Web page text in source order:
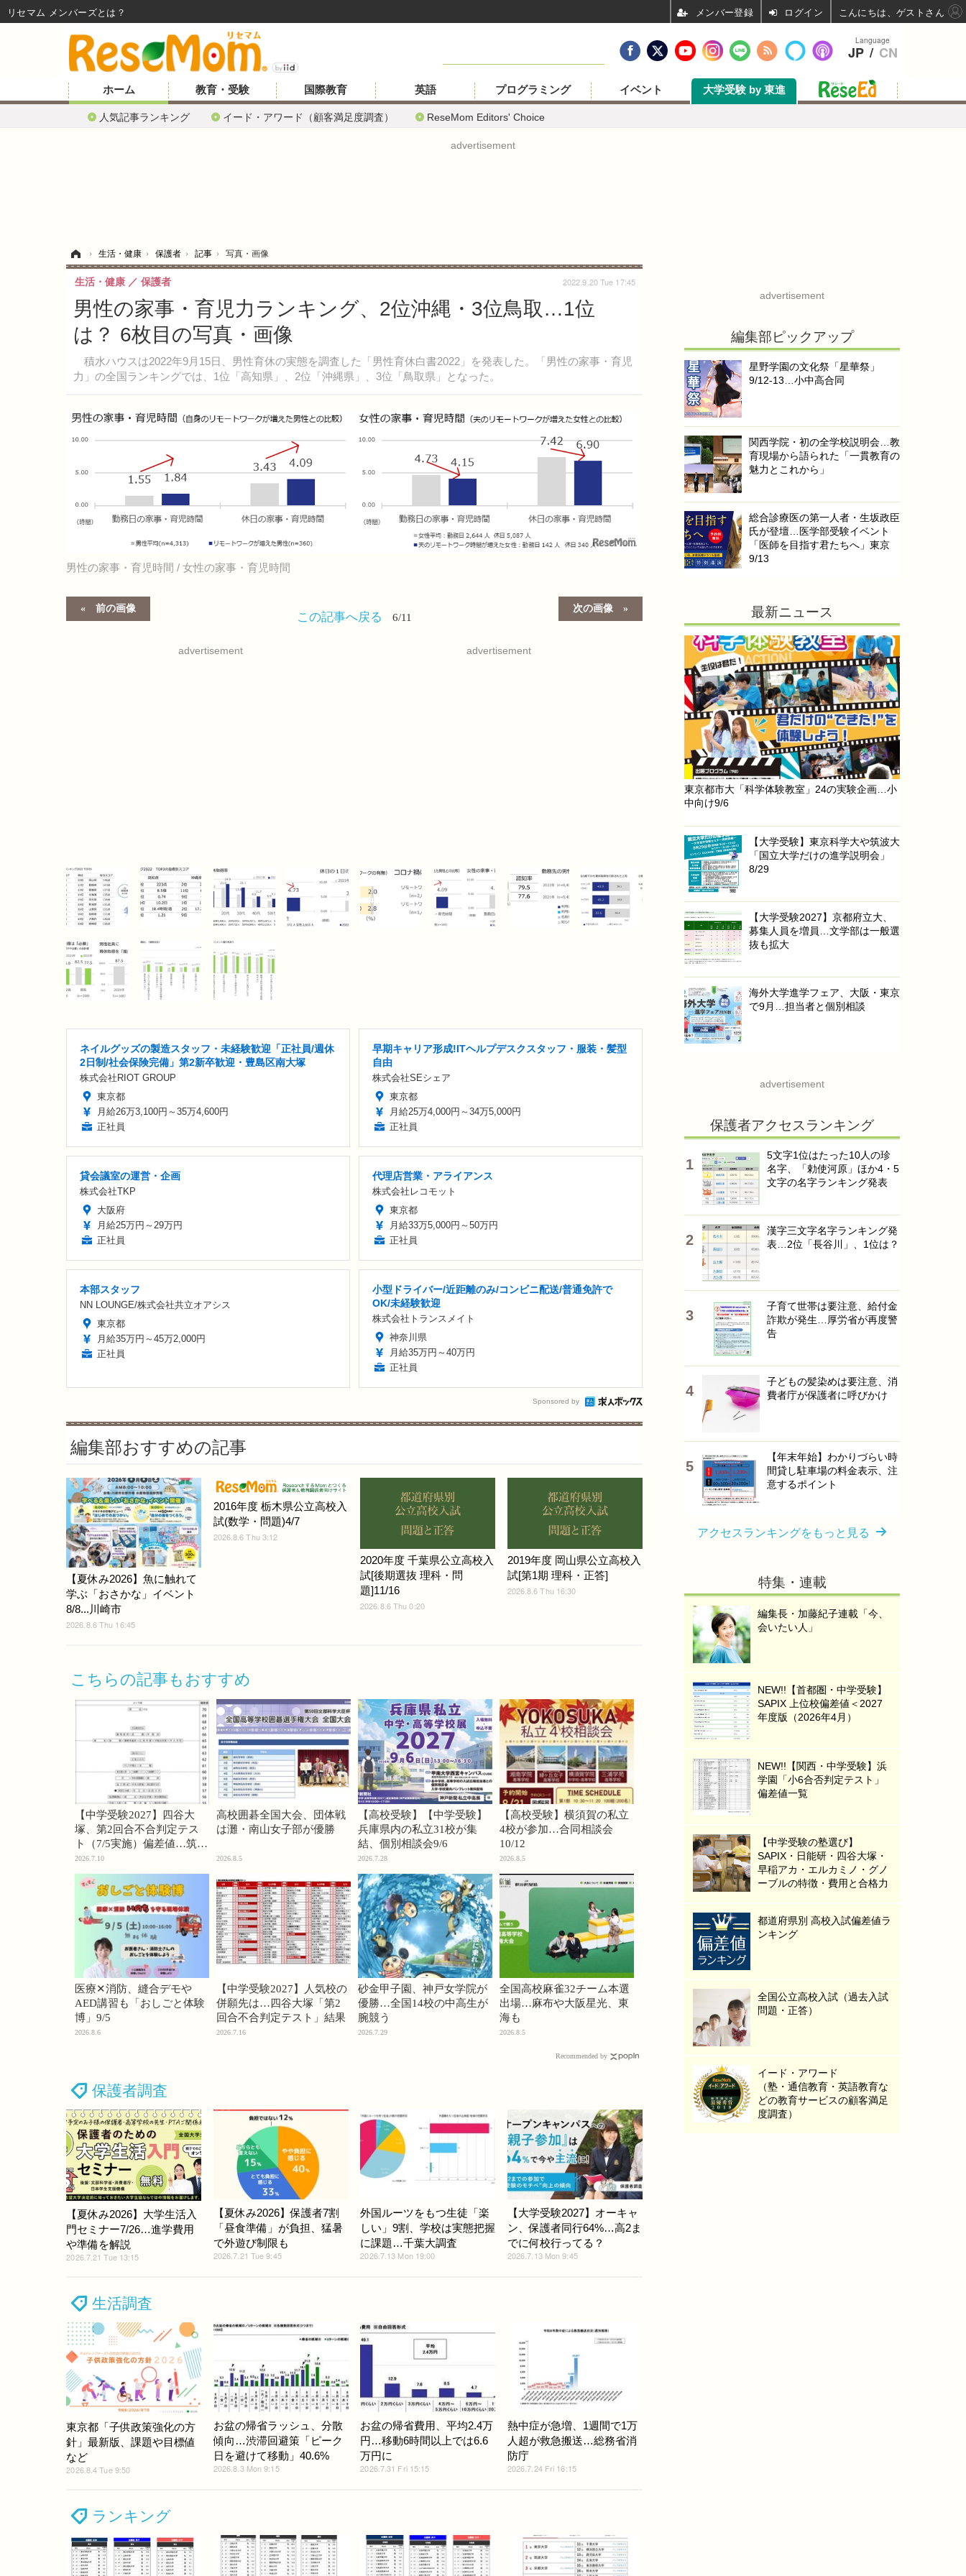
ホーム
人気記事ランキング イード・アワード（顧客満足度調査） ReseMom Editors' Choice
教育・受験 国際教育 英語 プログラミング イベント 大学受験 by 東進
advertisement
› 生活・健康 › 保護者 › 記事 › 写真・画像
男性の家事・育児力ランキング、2位沖縄・3位鳥取…1位
は？ 6枚目の写真・画像
積水ハウスは2022年9月15日、男性育休の実態を調査した「男性育休白書2022」を発表した。「男性の家事・育児
力」の全国ランキングでは、1位「高知県」、2位「沖縄県」、3位「鳥取県」となった。
生活・健康 保護者 2022.9.20 Tue 17:45
男性の家事・育児時間 / 女性の家事・育児時間
前の画像 次の画像
この記事へ戻る 6/11
advertisement advertisement
ネイルグッズの製造スタッフ・未経験歓迎「正社員/週休
2日制/社会保険完備」第2新卒歓迎・豊島区南大塚
株式会社RIOT GROUP
東京都
月給26万3,100円～35万4,600円
正社員
早期キャリア形成!ITヘルプデスクスタッフ・服装・髪型
自由
株式会社SEシェア
東京都
月給25万4,000円～34万5,000円
正社員
貸会議室の運営・企画
株式会社TKP
大阪府
月給25万円～29万円
正社員
代理店営業・アライアンス
株式会社レコモット
東京都
月給33万5,000円～50万円
正社員
本部スタッフ
NN LOUNGE/株式会社共立オアシス
東京都
月給35万円～45万2,000円
正社員
小型ドライバー/近距離のみ/コンビニ配送/普通免許で
OK/未経験歓迎
株式会社トランスメイト
神奈川県
月給35万円～40万円
正社員
Sponsored by
編集部おすすめの記事
【夏休み2026】魚に触れて
学ぶ「おさかな」イベント
8/8...川崎市
2026.8.6 Thu 16:45
2016年度 栃木県公立高校入
試(数学・問題)4/7
2026.8.6 Thu 3:12
2020年度 千葉県公立高校入
試[後期選抜 理科・問
題]11/16
2026.8.6 Thu 0:20
2019年度 岡山県公立高校入
試[第1期 理科・正答]
2026.8.6 Thu 16:30
こちらの記事もおすすめ
【中学受験2027】四谷大
塚、第2回合不合判定テス
ト（7/5実施）偏差値…筑駒
74・桜蔭70＜PR＞
2026.7.10
高校囲碁全国大会、団体戦
は灘・南山女子部が優勝
2026.8.5
【高校受験】【中学受験】
兵庫県内の私立31校が集
結、個別相談会9/6
2026.7.28
【高校受験】横須賀の私立
4校が参加…合同相談会
10/12
2026.8.5
医療✕消防、縫合デモや
AED講習も「おしごと体験
博」9/5
2026.8.6
【中学受験2027】人気校の
併願先は…四谷大塚「第2
回合不合判定テスト」結果
2026.7.16
砂金甲子園、神戸女学院が
優勝…全国14校の中高生が
腕競う
2026.7.29
全国高校麻雀32チーム本選
出場…麻布や大阪星光、東
海も
2026.8.5
Recommended by
保護者調査
【夏休み2026】大学生活入
門セミナー7/26…進学費用
や準備を解説
2026.7.21 Tue 13:15
【夏休み2026】保護者7割
「昼食準備」が負担、猛暑
で外遊び制限も
2026.7.21 Tue 9:45
外国ルーツをもつ生徒「楽
しい」9割、学校は実態把握
に課題…千葉大調査
2026.7.13 Mon 19:00
【大学受験2027】オーキャ
ン、保護者同行64%…高2ま
でに何校行ってる？
2026.7.13 Mon 9:45
生活調査
東京都「子供政策強化の方
針」最新版、課題や目標値
など
2026.8.4 Tue 9:50
お盆の帰省ラッシュ、分散
傾向…渋滞回避策「ピーク
日を避けて移動」40.6%
2026.8.3 Mon 9:15
お盆の帰省費用、平均2.4万
円…移動6時間以上では6.6
万円に
2026.7.31 Fri 15:15
熱中症が急増、1週間で1万
人超が救急搬送…総務省消
防庁
2026.7.24 Fri 16:15
ランキング
advertisement
編集部ピックアップ
星野学園の文化祭「星華祭」
9/12-13…小中高合同
関西学院・初の全学校説明会…教
育現場から語られた「一貫教育の
魅力とこれから」
総合診療医の第一人者・生坂政臣
氏が登壇…医学部受験イベント
「医師を目指す君たちへ」東京
9/13
最新ニュース
東京都市大「科学体験教室」24の実験企画…小
中向け9/6
【大学受験】東京科学大や筑波大
「国立大学だけの進学説明会」
8/29
【大学受験2027】京都府立大、
募集人員を増員…文学部は一般選
抜も拡大
海外大学進学フェア、大阪・東京
で9月…担当者と個別相談
advertisement
保護者アクセスランキング
5文字1位はたった10人の珍
名字、「勅使河原」ほか4・5
文字の名字ランキング発表
漢字三文字名字ランキング発
表…2位「長谷川」、1位は？
子育て世帯は要注意、給付金
詐欺が発生…厚労省が再度警
告
子どもの髪染めは要注意、消
費者庁が保護者に呼びかけ
【年末年始】わかりづらい時
間貸し駐車場の料金表示、注
意するポイント
アクセスランキングをもっと見る
特集・連載
編集長・加藤紀子連載「今、
会いたい人」
NEW!!【首都圏・中学受験】
SAPIX 上位校偏差値＜2027
年度版（2026年4月）
NEW!!【関西・中学受験】浜
学園「小6合否判定テスト」
偏差値一覧
【中学受験の塾選び】
SAPIX・日能研・四谷大塚・
早稲アカ・エルカミノ・グノ
ーブルの特徴・費用と合格力
都道府県別 高校入試偏差値ラ
ンキング
全国公立高校入試（過去入試
問題・正答）
イード・アワード
（塾・通信教育・英語教育な
どの教育サービスの顧客満足
度調査）
Language
JP / CN
リセマム メンバーズ ログイン こんにちは、ゲストさん